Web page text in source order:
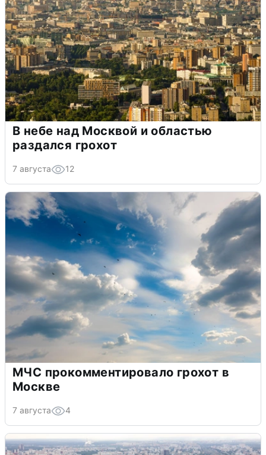
В небе над Москвой и областью
раздался грохот
7 августа 12
МЧС прокомментировало грохот в
Москве
7 августа 4